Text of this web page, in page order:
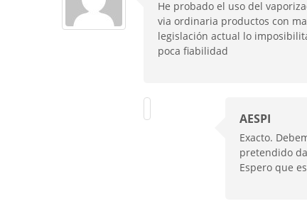
He probado el uso del
via ordinaria productos con
legislación actual lo
poca fiabilidad
AESPI
Exacto.
pretendido
Espero que